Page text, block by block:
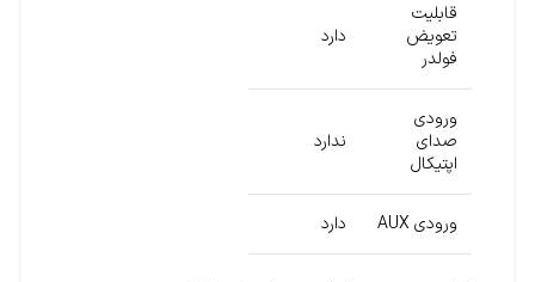
قابلیت
تعویض
فولدر
دارد
ورودی
صدای
اپتیکال
ندارد
ورودی AUX دارد